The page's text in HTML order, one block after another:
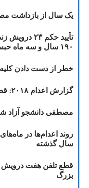
یک سال از بازداشت
تأیید حکم
۱۹۰ سال و سه ماه حبس برای ۲۳ درویش گنابادی قطعی شد
خطر از دست دادن
گزارش اعدام ۲۰۱۸: قصاص و بخشش
مصطفی دانشجو آزاد
سال گذشته
قطع تلفن هفت درویش
بزرگ